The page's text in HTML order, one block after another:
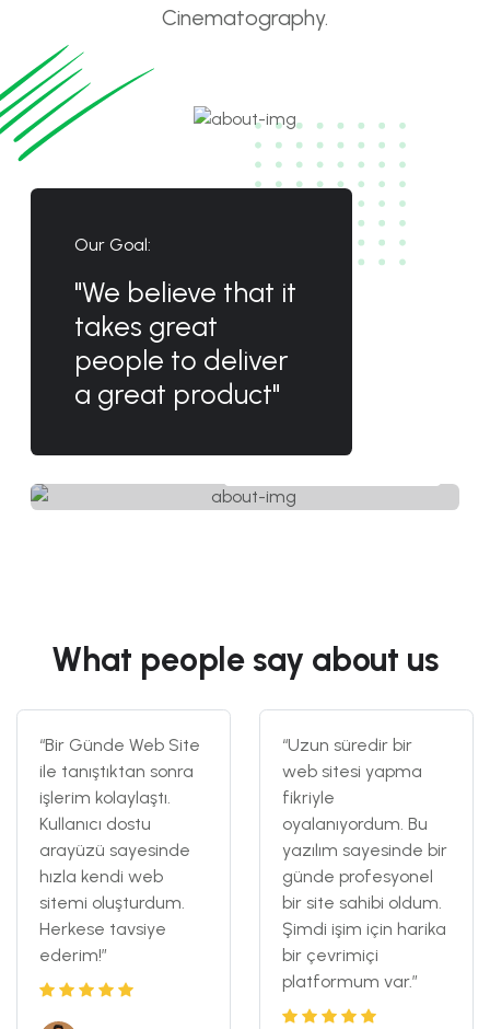
Cinematography.
Our Goal:
"We believe that it
takes great
people to deliver
a great product"
Watch our story
What people say about us
“Bir Günde Web Site
ile tanıştıktan sonra
işlerim kolaylaştı.
Kullanıcı dostu
arayüzü sayesinde
hızla kendi web
sitemi oluşturdum.
Herkese tavsiye
ederim!”
“Uzun süredir bir
web sitesi yapma
fikriyle
oyalanıyordum. Bu
yazılım sayesinde bir
günde profesyonel
bir site sahibi oldum.
Şimdi işim için harika
bir çevrimiçi
platformum var.”